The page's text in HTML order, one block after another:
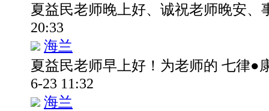
夏益民老师晚上好、诚祝老师晚安
20:33
海兰
夏益民老师早上好！为老师的 七律
6-23 11:32
海兰